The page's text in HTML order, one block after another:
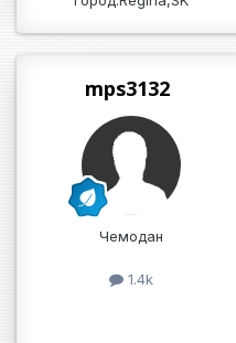
mps3132
Чемодан
1.4k